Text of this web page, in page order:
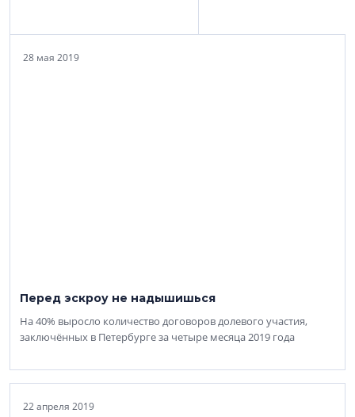
28 мая 2019
Перед эскроу не надышишься
На 40% выросло количество договоров долевого участия,
заключённых в Петербурге за четыре месяца 2019 года
22 апреля 2019